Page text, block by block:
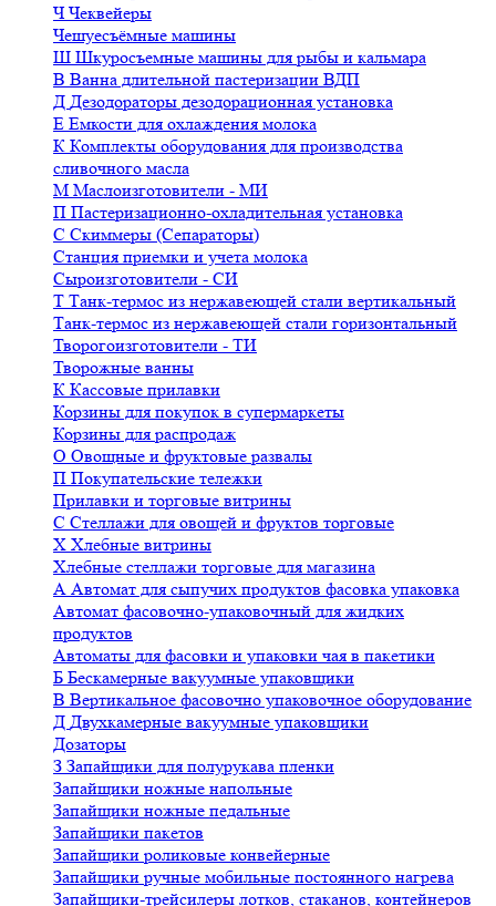
ЧЧеквейеры
Чешуесъёмные машины
Ш Шкуросъемные машины для рыбы и кальмара
В Ванна длительной пастеризации ВДП
Д Дезодораторы дезодорационная установка
Е Емкости для охлаждения молока
К Комплекты оборудования для производства
сливочного масла
М Маслоизготовители - МИ
П Пастеризационно-охладительная установка
С Скиммеры (Сепараторы)
Станция приемки и учета молока
Сыроизготовители - СИ
Т Танк-термос из нержавеющей стали вертикальный
Танк-термос из нержавеющей стали горизонтальный
Творогоизготовители - ТИ
Творожные ванны
К Кассовые прилавки
Корзины для покупок в супермаркеты
Корзины для распродаж
О Овощные и фруктовые развалы
П Покупательские тележки
Прилавки и торговые витрины
С Стеллажи для овощей и фруктов торговые
Х Хлебные витрины
Хлебные стеллажи торговые для магазина
А Автомат для сыпучих продуктов фасовка упаковка
Автомат фасовочно-упаковочный для жидких
продуктов
Автоматы для фасовки и упаковки чая в пакетики
Б Бескамерные вакуумные упаковщики
В Вертикальное фасовочно упаковочное оборудование
Д Двухкамерные вакуумные упаковщики
Дозаторы
З Запайщики для полурукава пленки
Запайщики ножные напольные
Запайщики ножные педальные
Запайщики пакетов
Запайщики роликовые конвейерные
Запайщики ручные мобильные постоянного нагрева
Запайщики-трейсилеры лотков, стаканов, контейнеров